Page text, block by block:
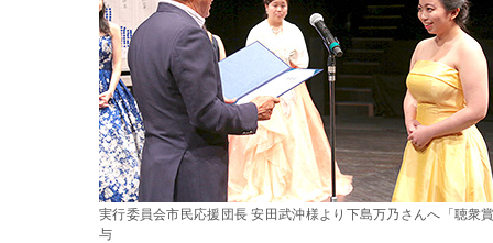
実行委員会市民応援団長 安田武沖様より下島万乃さんへ「聴衆
与